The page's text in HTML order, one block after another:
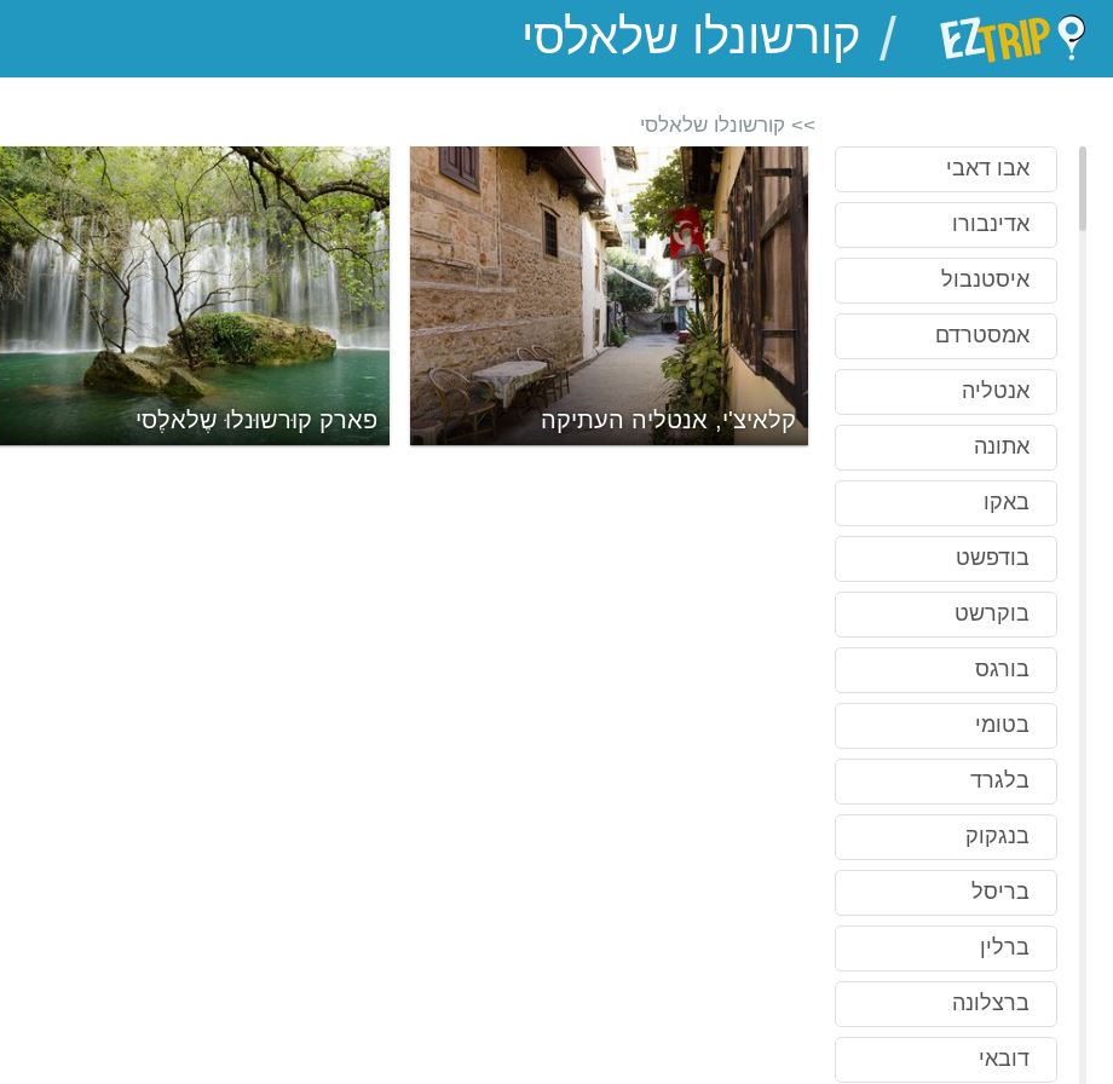
EZTrip
/
אבו דאבי
אדינבורו
איסטנבול
אמסטרדם
אנטליה
אתונה
באקו
בודפשט
בוקרשט
בורגס
בטומי
בלגרד
בנגקוק
בריסל
ברלין
ברצלונה
דובאי
>> קורשונלו שלאלסי
פארק קוּרשוּנלוּ שֶלאלֶסי קלאיצ'י, אנטליה העתיקה